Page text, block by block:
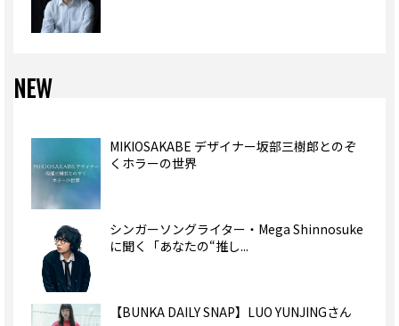
NEW
MIKIOSAKABE デザイナー坂部三樹郎とのぞ
くホラーの世界
シンガーソングライター・Mega Shinnosuke
に聞く「あなたの“推し...
【BUNKA DAILY SNAP】LUO YUNJINGさん